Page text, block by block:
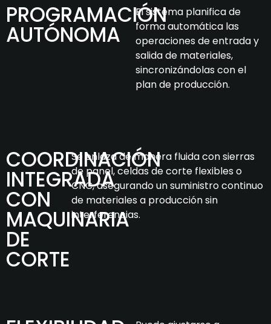
PROGRAMACIÓN
AUTÓNOMA
El sistema planifica de
forma automática las
operaciones de entrada y
salida de materiales,
sincronizándolas con el
plan de producción.
Se enlaza de manera fluida con sierras
de panel, celdas de corte flexibles o
CNC, asegurando un suministro continuo
de materiales a producción sin
interferencias.
COORDINACIÓN
INTEGRADA
CON
MAQUINARIA
DE
CORTE